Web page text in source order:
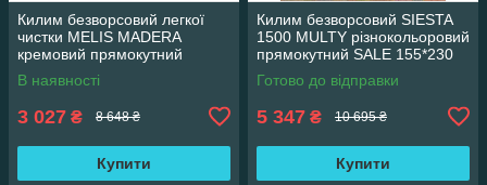
Килим безворсовий легкої
чистки MELIS MADERA
кремовий прямокутний
160*230 см
В наявності
3 027 ₴ 8 648 ₴
Купити
Килим безворсовий SIESTA
1500 MULTY різнокольоровий
прямокутний SALE 155*230
см
Готово до відправки
5 347 ₴ 10 695 ₴
Купити